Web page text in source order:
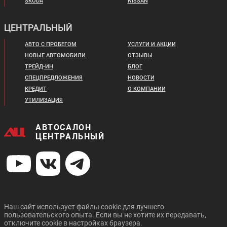
Цена от:
2 800 000 ₽
В кредит от:
Цена от:
2 934 000 ₽
GEELY NEW TUGELLA
Цена от:
Скоро в продаже
Цена от:
2 600 000 ₽
В кредит от:
35 474 ₽/мес.
В кредит от:
41 886 ₽/мес.
OPEL GRANDLAND X
Цена от:
1 494 000 ₽
SUZUKI SX4
ZOTYE T600 UAZ PATRIOT
ЦЕНТРАЛЬНЫЙ
АВТО С ПРОБЕГОМ
НОВЫЕ АВТОМОБИЛИ
ТРЕЙД-ИН
СПЕЦПРЕДЛОЖЕНИЯ
КРЕДИТ
УТИЛИЗАЦИЯ
УСЛУГИ И АКЦИИ
ОТЗЫВЫ
БЛОГ
НОВОСТИ
О КОМПАНИИ
АВТОСАЛОН
ЦЕНТРАЛЬНЫЙ
Наш сайт использует файлы cookie для лучшего
пользовательского опыта. Если вы не хотите их передавать,
отключите cookie в настройках браузера.